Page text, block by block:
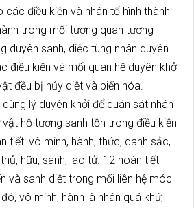
điều kiện và nhân tố hình thành
trong mối tương quan tương
duyên sanh, diệc tùng nhân duyên
điều kiện và mối quan hệ duyên khởi
đều bị hủy diệt và biến hóa.
lý duyên khởi để quán sát nhân
hỗ tương sanh tồn trong điều kiện
tiết: vô minh, hành, thức, danh sắc,
hữu, sanh, lão tử. 12 hoàn tiết
và sanh diệt trong mối liên hệ móc
vô minh, hành là nhân quá khứ;